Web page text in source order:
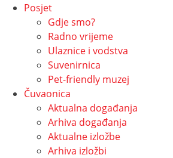
Posjet
Gdje smo?
Radno vrijeme
Ulaznice i vodstva
Suvenirnica
Pet-friendly muzej
Čuvaonica
Aktualna događanja
Arhiva događanja
Aktualne izložbe
Arhiva izložbi